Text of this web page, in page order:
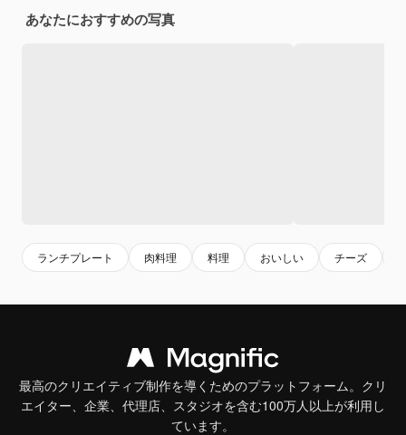
あなたにおすすめの写真
ランチプレート 肉料理 料理 おいしい チーズ
最高のクリエイティブ制作を導くためのプラットフォーム。クリ
エイター、企業、代理店、スタジオを含む100万人以上が利用し
ています。